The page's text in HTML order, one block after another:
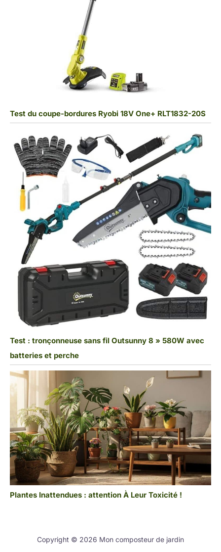
Test du coupe-bordures Ryobi 18V One+ RLT1832-20S
Test : tronçonneuse sans fil Outsunny 8 » 580W avec
batteries et perche
Plantes Inattendues : attention À Leur Toxicité !
Copyright © 2026 Mon composteur de jardin